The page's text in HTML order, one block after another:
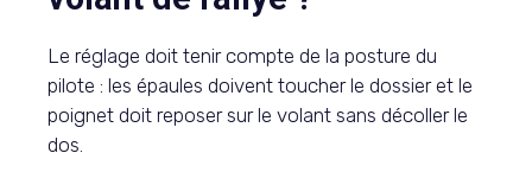
Le réglage doit tenir compte de la posture du
pilote : les épaules doivent toucher le dossier et le
poignet doit reposer sur le volant sans décoller le
dos.